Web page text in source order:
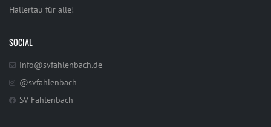
Hallertau für alle!
SOCIAL
info@svfahlenbach.de
@svfahlenbach
SV Fahlenbach